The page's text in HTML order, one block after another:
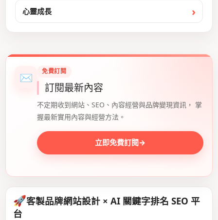
心靈成長
✉ 免費訂閱
訂閱最新內容
不定期收到網站、SEO、內容經營與品牌變現資訊， 掌
握最新實用內容與經營方法。
立即免費訂閱→
🚀客製品牌網站設計 × AI 關鍵字排名 SEO 平
台